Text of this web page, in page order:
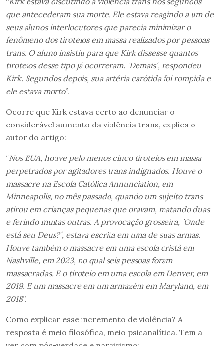
que antecederam sua morte. Ele estava reagindo a um de
seus alunos interlocutores que parecia minimizar o
fenômeno dos tiroteios em massa realizados porpessoas
trans. O aluno insistiu para que Kirk dissesse quantos
tiroteios desse tipo já ocorreram. ´Demais´, respondeu
Kirk. Segundos depois, sua artéria carótida foi rompida e
ele estava morto”.
Ocorre que Kirk estava certo ao denunciar o
considerável aumento da violência trans, explica o
autor do artigo:
“Nos EUA, houve pelo menos cinco tiroteios em massa
perpetrados por agitadores trans indignados. Houve o
massacre na Escola Católica Annunciation, em
Minneapolis, no mês passado, quando um sujeito trans
atirou em crianças pequenas que oravam, matando duas
e ferindo muitas outras. A provocação grosseira, ´Onde
está seu Deus?´, estava escrita em uma de suas armas.
Houve também o massacre em uma escola cristã em
Nashville, em 2023, no qual seis pessoas foram
massacradas. E o tiroteio em uma escola em Denver, em
2019. E um massacre em um armazém em Maryland, em
2018”.
Como explicar esse incremento de violência? A
resposta é meio filosófica, meio psicanalítica. Tem a